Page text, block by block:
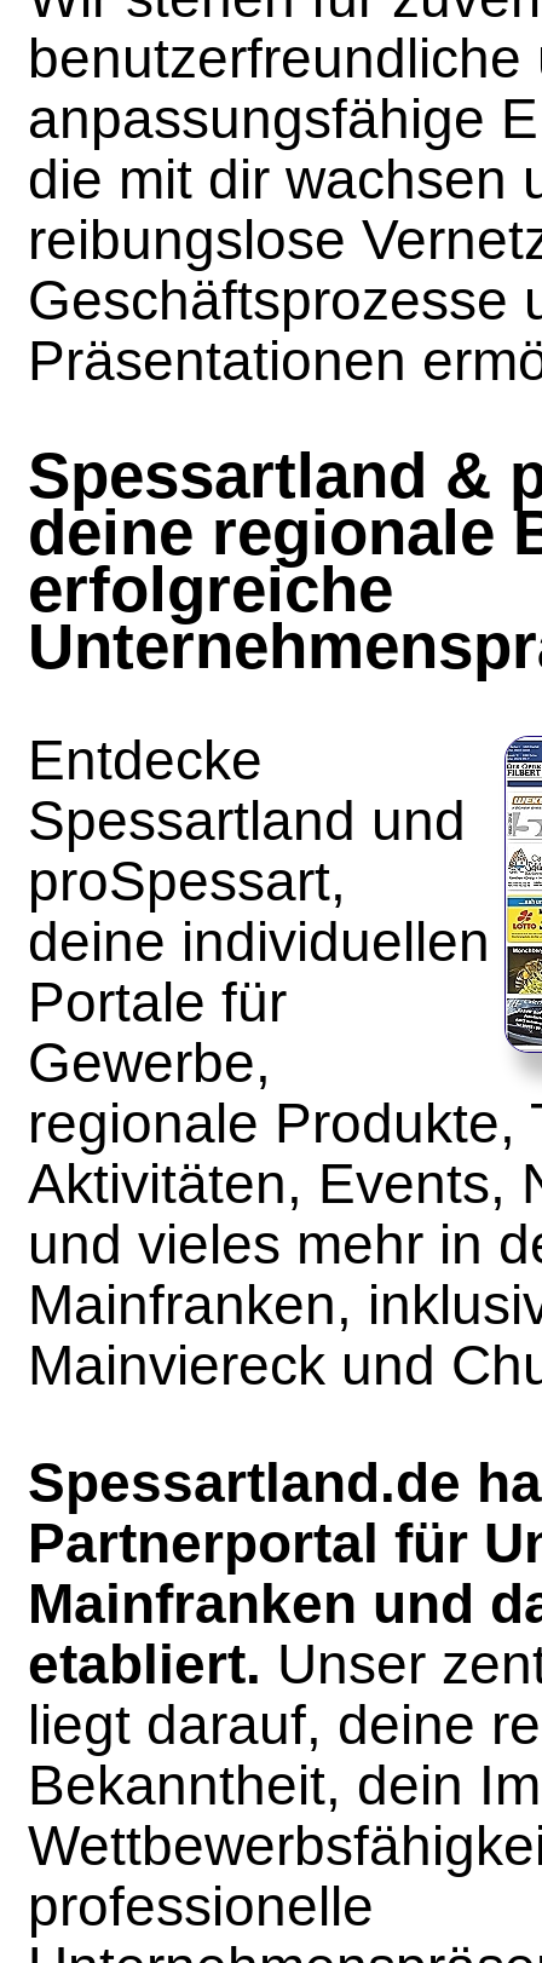
benutzerfreundliche
anpassungsfähige
die mit dir wachsen
reibungslose
Geschäftsprozesse
Präsentationen
Spessartland &
deine regionale
erfolgreiche
Entdecke
Spessartland und
proSpessart,
deine individuellen
Portale für
Gewerbe,
regionale Produkte,
Aktivitäten, Events,
und vieles mehr in
Mainfranken,
Mainviereck und
Spessartland.de
Partnerportal für
Mainfranken und
etabliert. Unser
liegt darauf, deine
Bekanntheit, dein
professionelle